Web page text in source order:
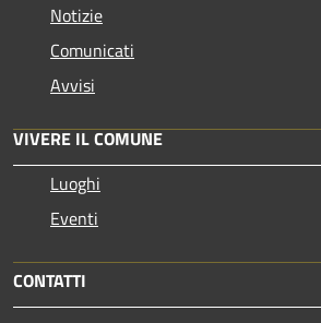
Notizie
Comunicati
Avvisi
VIVERE IL COMUNE
Luoghi
Eventi
CONTATTI